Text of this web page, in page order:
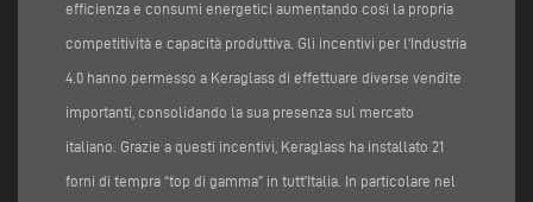
efficienza e consumi energetici aumentando così la propria
competitività e capacità produttiva. Gli incentivi per l'Industria
4.0 hanno permesso a Keraglass di effettuare diverse vendite
importanti, consolidando la sua presenza sul mercato
italiano. Grazie a questi incentivi, Keraglass ha installato 21
forni di tempra “top di gamma” in tutt’Italia. In particolare nel